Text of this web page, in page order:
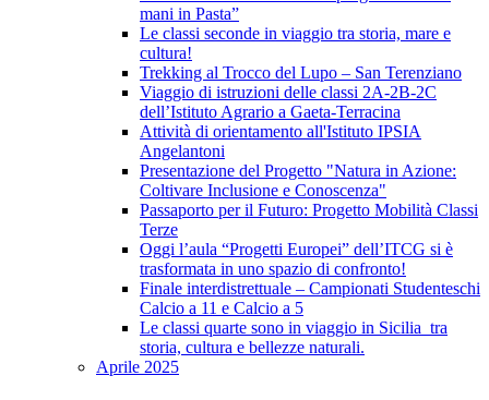
mani in Pasta”
Le classi seconde in viaggio tra storia, mare e
cultura!
Trekking al Trocco del Lupo – San Terenziano
Viaggio di istruzioni delle classi 2A-2B-2C
dell’Istituto Agrario a Gaeta-Terracina
Attività di orientamento all'Istituto IPSIA
Angelantoni
Presentazione del Progetto "Natura in Azione:
Coltivare Inclusione e Conoscenza"
Passaporto per il Futuro: Progetto Mobilità Classi
Terze
Oggi l’aula “Progetti Europei” dell’ITCG si è
trasformata in uno spazio di confronto!
Finale interdistrettuale – Campionati Studenteschi
Calcio a 11 e Calcio a 5
Le classi quarte sono in viaggio in Sicilia tra
storia, cultura e bellezze naturali.
Aprile 2025